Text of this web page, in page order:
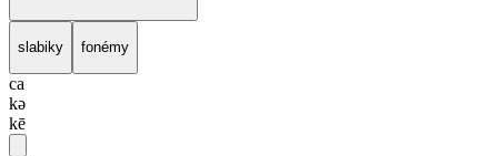
slabiky fonémy
ca
kə
kē